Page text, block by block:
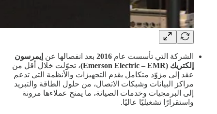
الشركة التي تأسست عام 2016 بعد انفصالها عن إيمرسون
إلكتريك (Emerson Electric – EMR)
، تحوّلت خلال أقل من
عقد إلى مزوّد متكامل يقدم التجهيزات والأنظمة التي تدعم
مراكز البيانات وشبكات الاتصال، من حلول الطاقة والتبريد
إلى البرمجيات وخدمات الصيانة، ما يمنح عملاءها مرونة
واستقرارًا تشغيليًا عاليًا.